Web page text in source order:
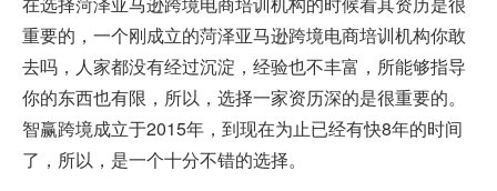
重要的，一个刚成立的菏泽亚马逊跨境电商培训机构你敢
去吗，人家都没有经过沉淀，经验也不丰富，所能够指导
你的东西也有限，所以，选择一家资历深的是很重要的。
智赢跨境成立于2015年，到现在为止已经有快8年的时间
了，所以，是一个十分不错的选择。